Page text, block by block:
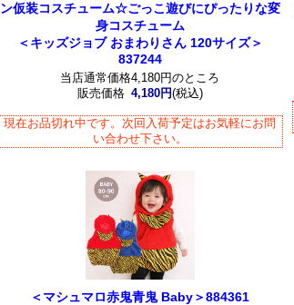
ン仮装コスチューム☆ごっこ遊びにぴったりな変
身コスチューム
＜キッズジョブ おまわりさん 120サイズ＞
837244
当店通常価格4,180円のところ
販売価格 4,180円(税込)
現在お品切れ中です。次回入荷予定はお気軽にお問
い合わせ下さい。
＜マシュマロ赤鬼青鬼 Baby＞884361